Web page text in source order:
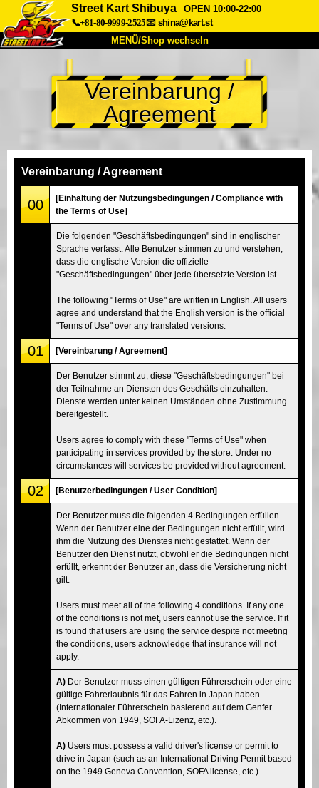
Street Kart Shibuya
OPEN 10:00-22:00
📞+81-80-9999-2525📧 shina@kart.st
MENÜ/Shop wechseln
Über uns Spezifikationen Preise
Anfahrt Bewertungen FAQ
Shop wechseln
Tokio Akihabara#2
Tokio Shibuya Annex Tokio Bucht
Tokio Asakusa
Vereinbarung /
Agreement
Vereinbarung / Agreement
00
[Einhaltung der Nutzungsbedingungen / Compliance with
the Terms of Use]
Die folgenden "Geschäftsbedingungen" sind in englischer
Sprache verfasst. Alle Benutzer stimmen zu und verstehen,
dass die englische Version die offizielle
"Geschäftsbedingungen" über jede übersetzte Version ist.
The following "Terms of Use" are written in English. All users
agree and understand that the English version is the official
"Terms of Use" over any translated versions.
01 [Vereinbarung / Agreement]
Der Benutzer stimmt zu, diese "Geschäftsbedingungen" bei
der Teilnahme an Diensten des Geschäfts einzuhalten.
Dienste werden unter keinen Umständen ohne Zustimmung
bereitgestellt.
Users agree to comply with these "Terms of Use" when
participating in services provided by the store. Under no
circumstances will services be provided without agreement.
02 [Benutzerbedingungen / User Condition]
Der Benutzer muss die folgenden 4 Bedingungen erfüllen.
Wenn der Benutzer eine der Bedingungen nicht erfüllt, wird
ihm die Nutzung des Dienstes nicht gestattet. Wenn der
Benutzer den Dienst nutzt, obwohl er die Bedingungen nicht
erfüllt, erkennt der Benutzer an, dass die Versicherung nicht
gilt.
Users must meet all of the following 4 conditions. If any one
of the conditions is not met, users cannot use the service. If it
is found that users are using the service despite not meeting
the conditions, users acknowledge that insurance will not
apply.
A) Der Benutzer muss einen gültigen Führerschein oder eine
gültige Fahrerlaubnis für das Fahren in Japan haben
(Internationaler Führerschein basierend auf dem Genfer
Abkommen von 1949, SOFA-Lizenz, etc.).
A) Users must possess a valid driver's license or permit to
drive in Japan (such as an International Driving Permit based
on the 1949 Geneva Convention, SOFA license, etc.).